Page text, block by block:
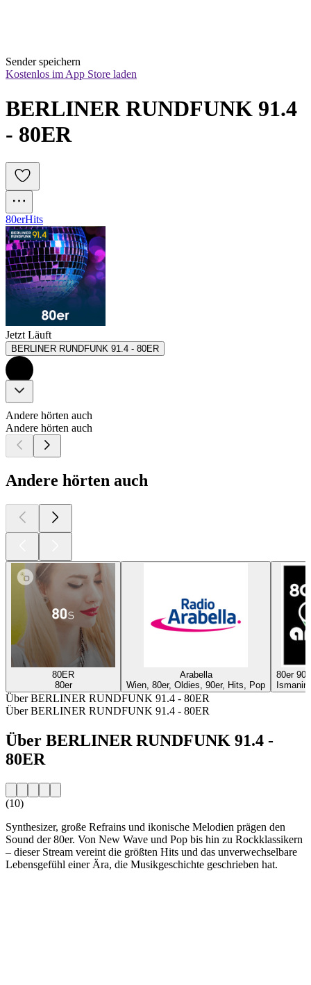
Sender speichern
Kostenlos im App Store laden
BERLINER RUNDFUNK 91.4
- 80ER
80erHits
Jetzt Läuft
BERLINER RUNDFUNK 91.4 - 80ER
Andere hörten auch
Andere hörten auch
Andere hörten auch
80ER
80er
Arabella
Wien, 80er, Oldies, 90er, Hits, Pop
80er
Über BERLINER RUNDFUNK 91.4 - 80ER
Über BERLINER RUNDFUNK 91.4 - 80ER
Über BERLINER RUNDFUNK 91.4 -
80ER
(10)
Synthesizer, große Refrains und ikonische Melodien prägen den
Sound der 80er. Von New Wave und Pop bis hin zu Rockklassikern
– dieser Stream vereint die größten Hits und das unverwechselbare
Lebensgefühl einer Ära, die Musikgeschichte geschrieben hat.